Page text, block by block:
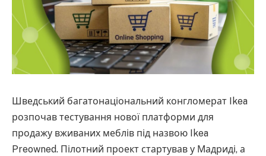
Шведський багатонаціональний конгломерат Ikea
розпочав тестування нової платформи для
продажу вживаних меблів під назвою Ikea
Preowned. Пілотний проект стартував у Мадриді, а